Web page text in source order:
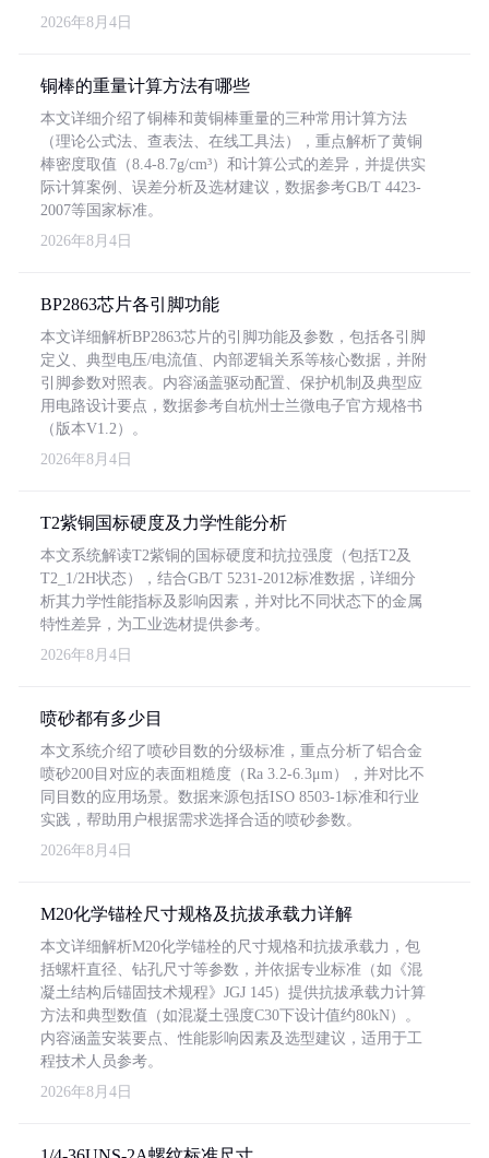
2026年8月4日
铜棒的重量计算方法有哪些
本文详细介绍了铜棒和黄铜棒重量的三种常用计算方法
（理论公式法、查表法、在线工具法），重点解析了黄铜
棒密度取值（8.4-8.7g/cm³）和计算公式的差异，并提供实
际计算案例、误差分析及选材建议，数据参考GB/T 4423-
2007等国家标准。
2026年8月4日
BP2863芯片各引脚功能
本文详细解析BP2863芯片的引脚功能及参数，包括各引脚
定义、典型电压/电流值、内部逻辑关系等核心数据，并附
引脚参数对照表。内容涵盖驱动配置、保护机制及典型应
用电路设计要点，数据参考自杭州士兰微电子官方规格书
（版本V1.2）。
2026年8月4日
T2紫铜国标硬度及力学性能分析
本文系统解读T2紫铜的国标硬度和抗拉强度（包括T2及
T2_1/2H状态），结合GB/T 5231-2012标准数据，详细分
析其力学性能指标及影响因素，并对比不同状态下的金属
特性差异，为工业选材提供参考。
2026年8月4日
喷砂都有多少目
本文系统介绍了喷砂目数的分级标准，重点分析了铝合金
喷砂200目对应的表面粗糙度（Ra 3.2-6.3μm），并对比不
同目数的应用场景。数据来源包括ISO 8503-1标准和行业
实践，帮助用户根据需求选择合适的喷砂参数。
2026年8月4日
M20化学锚栓尺寸规格及抗拔承载力详解
本文详细解析M20化学锚栓的尺寸规格和抗拔承载力，包
括螺杆直径、钻孔尺寸等参数，并依据专业标准（如《混
凝土结构后锚固技术规程》JGJ 145）提供抗拔承载力计算
方法和典型数值（如混凝土强度C30下设计值约80kN）。
内容涵盖安装要点、性能影响因素及选型建议，适用于工
程技术人员参考。
2026年8月4日